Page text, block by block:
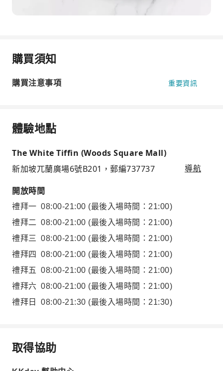
購買須知
購買注意事項 重要資訊
體驗地點
The White Tiffin (Woods Square Mall)
新加坡兀蘭廣場6號B201，郵編737737
導航
開放時間
禮拜一 08:00-21:00 (最後入場時間：21:00)
禮拜二 08:00-21:00 (最後入場時間：21:00)
禮拜三
08:00-21:00 (最後入場時間：21:00)
禮拜四
08:00-21:00 (最後入場時間：21:00)
禮拜五
08:00-21:00 (最後入場時間：21:00)
禮拜六 08:00-21:00 (最後入場時間：21:00)
禮拜日
08:00-21:30 (最後入場時間：21:30)
取得協助